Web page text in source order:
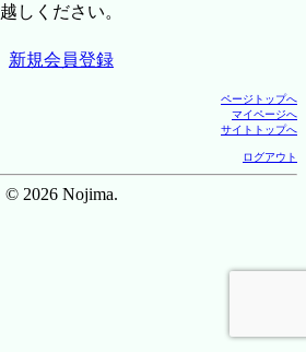
越しください。
新規会員登録
ページトップへ
マイページへ
サイトトップへ
ログアウト
© 2026 Nojima.